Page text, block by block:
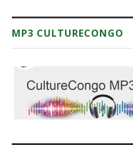
MP3 CULTURECONGO